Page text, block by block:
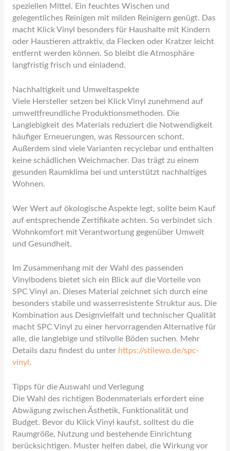
speziellen Mittel. Ein feuchtes Wischen und
gelegentliches Reinigen mit milden Reinigern genügt. Das
macht Klick Vinyl besonders für Haushalte mit Kindern
oder Haustieren attraktiv, da Flecken oder Kratzer leicht
entfernt werden können. So bleibt die Atmosphäre
langfristig frisch und einladend.
Nachhaltigkeit und Umweltaspekte
Viele Hersteller setzen bei Klick Vinyl zunehmend auf
umweltfreundliche Produktionsmethoden. Die
Langlebigkeit des Materials reduziert die Notwendigkeit
häufiger Erneuerungen, was Ressourcen schont.
Außerdem sind viele Varianten recyclebar und enthalten
keine schädlichen Weichmacher. Das trägt zu einem
gesunden Raumklima bei und unterstützt nachhaltiges
Wohnen.
Wer Wert auf ökologische Aspekte legt, sollte beim Kauf
auf entsprechende Zertifikate achten. So verbindet sich
Wohnkomfort mit Verantwortung gegenüber Umwelt
und Gesundheit.
Im Zusammenhang mit der Wahl des passenden
Vinylbodens bietet sich ein Blick auf die Vorteile von
SPC Vinyl an. Dieses Material zeichnet sich durch eine
besonders stabile und wasserresistente Struktur aus. Die
Kombination aus Designvielfalt und technischer Qualität
macht SPC Vinyl zu einer hervorragenden Alternative für
alle, die langlebige und stilvolle Böden suchen. Mehr
Details dazu findest du unter https://stilewo.de/spc-
vinyl .
Tipps für die Auswahl und Verlegung
Die Wahl des richtigen Bodenmaterials erfordert eine
Abwägung zwischen Ästhetik, Funktionalität und
Budget. Bevor du Klick Vinyl kaufst, solltest du die
Raumgröße, Nutzung und bestehende Einrichtung
berücksichtigen. Muster helfen dabei, die Wirkung vor